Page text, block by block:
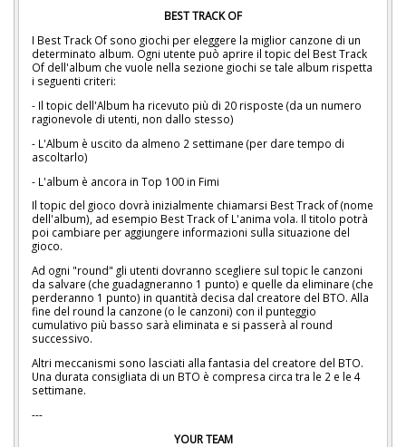
BEST TRACK OF
I Best Track Of sono giochi per eleggere la miglior canzone di un
determinato album. Ogni utente può aprire il topic del Best Track
Of dell'album che vuole nella sezione giochi se tale album rispetta
i seguenti criteri:
- Il topic dell'Album ha ricevuto più di 20 risposte (da un numero
ragionevole di utenti, non dallo stesso)
- L'Album è uscito da almeno 2 settimane (per dare tempo di
ascoltarlo)
- L'album è ancora in Top 100 in Fimi
Il topic del gioco dovrà inizialmente chiamarsi Best Track of (nome
dell'album), ad esempio Best Track of L'anima vola. Il titolo potrà
poi cambiare per aggiungere informazioni sulla situazione del
gioco.
Ad ogni "round" gli utenti dovranno scegliere sul topic le canzoni
da salvare (che guadagneranno 1 punto) e quelle da eliminare (che
perderanno 1 punto) in quantità decisa dal creatore del BTO. Alla
fine del round la canzone (o le canzoni) con il punteggio
cumulativo più basso sarà eliminata e si passerà al round
successivo.
Altri meccanismi sono lasciati alla fantasia del creatore del BTO.
Una durata consigliata di un BTO è compresa circa tra le 2 e le 4
settimane.
---
YOUR TEAM